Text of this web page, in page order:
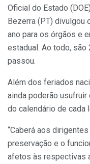
Oficial do Estado
Bezerra (PT)
ano para os órgãos e
estadual. Ao todo, são
passou.
Além dos feriados
ainda poderão
do calendário de cada
“Caberá aos
preservação e o
afetos às respectivas